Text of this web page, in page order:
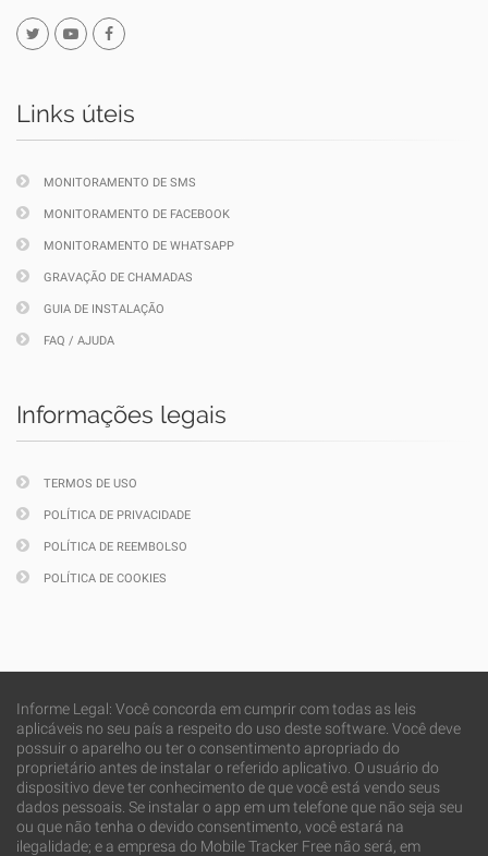
Links úteis
MONITORAMENTO DE SMS
MONITORAMENTO DE FACEBOOK
MONITORAMENTO DE WHATSAPP
GRAVAÇÃO DE CHAMADAS
GUIA DE INSTALAÇÃO
FAQ / AJUDA
Informações legais
TERMOS DE USO
POLÍTICA DE PRIVACIDADE
POLÍTICA DE REEMBOLSO
POLÍTICA DE COOKIES
Informe Legal: Você concorda em cumprir com todas as leis
aplicáveis no seu país a respeito do uso deste software. Você deve
possuir o aparelho ou ter o consentimento apropriado do
proprietário antes de instalar o referido aplicativo. O usuário do
dispositivo deve ter conhecimento de que você está vendo seus
dados pessoais. Se instalar o app em um telefone que não seja seu
ou que não tenha o devido consentimento, você estará na
ilegalidade; e a empresa do Mobile Tracker Free não será, em